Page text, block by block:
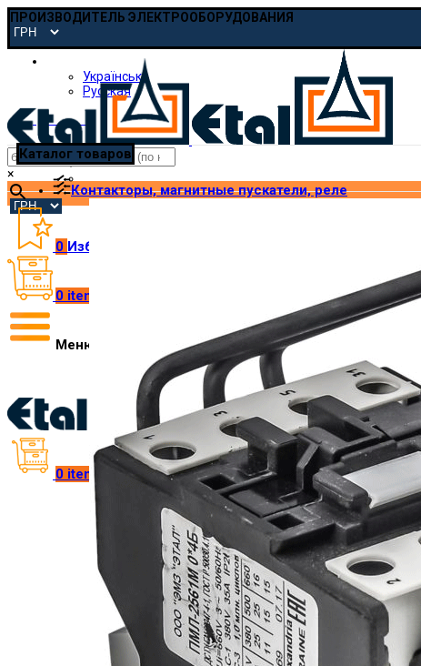
ПРОИЗВОДИТЕЛЬ ЭЛЕКТРООБОРУДОВАНИЯ
Українська
Русская
pmp@etal.ua
×
0 Избранное
0 items
Меню
0 items ₴0.00
Каталог товаров
Контакторы, магнитные пускатели, реле